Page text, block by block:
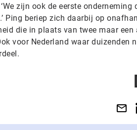
zijn ook de eerste onderneming
Ping beriep zich daarbij op
die in plaats van twee maar een
voor Nederland waar duizenden